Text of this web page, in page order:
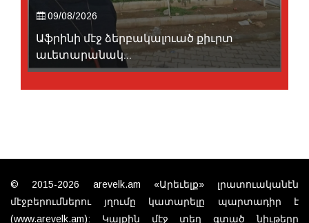
09/08/2026
Աֆրինի մէջ ձերբակալուած քիւրտ
աւետարանակ...
© 2015-2026 arevelk.am «Արեւելք» լրատուականէն
մէջբերումներու յղումը կատարելը պարտադիր է
(www.arevelk.am): Կայքին մէջ տեղ գտած նիւթերը